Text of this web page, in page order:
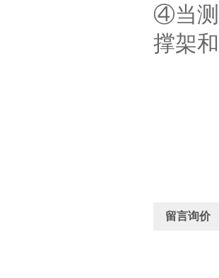
④当测
撑架
留言询价